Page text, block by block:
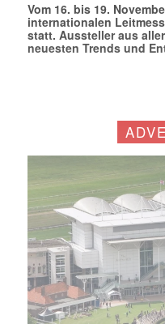
Vom 16. bis 19.
internationalen
statt. Aussteller aus
neuesten Trends und